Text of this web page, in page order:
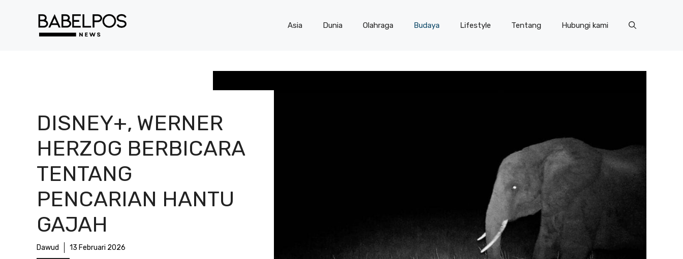
Asia Dunia Olahraga Budaya Lifestyle Tentang Hubungi kami
DISNEY+, WERNER
HERZOG BERBICARA
TENTANG
PENCARIAN HANTU
GAJAH
Dawud 13 Februari 2026